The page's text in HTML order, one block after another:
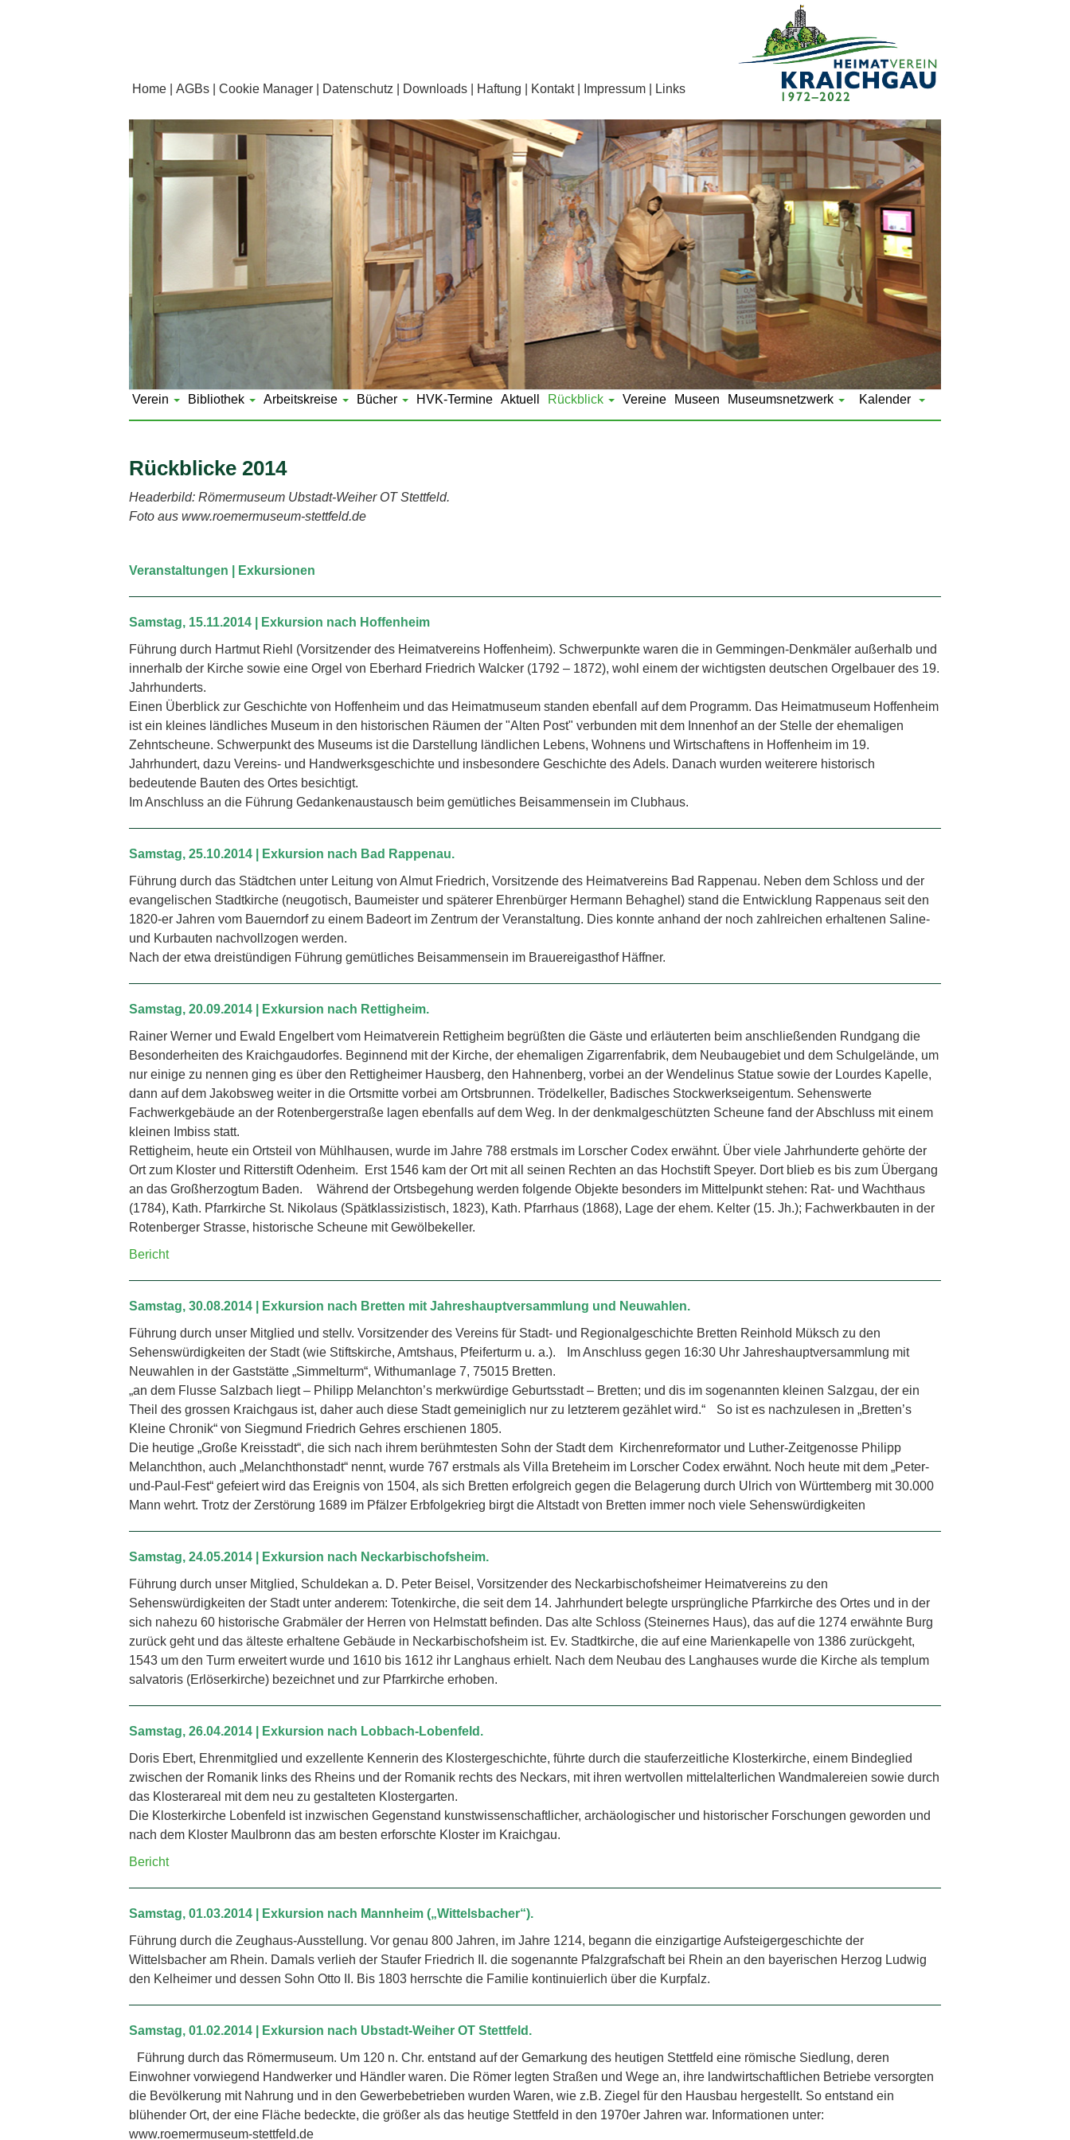
Home AGBs Cookie Manager Datenschutz Downloads Haftung Kontakt Impressum Links
Verein Bibliothek Arbeitskreise Bücher HVK-Termine Aktuell Rückblick Vereine Museen Museumsnetzwerk Kalender
Rückblicke 2014
Headerbild: Römermuseum Ubstadt-Weiher OT Stettfeld.
Foto aus www.roemermuseum-stettfeld.de
Veranstaltungen | Exkursionen
Samstag, 15.11.2014 | Exkursion nach Hoffenheim
Führung durch Hartmut Riehl (Vorsitzender des Heimatvereins Hoffenheim). Schwerpunkte waren die in Gemmingen-Denkmäler außerhalb und
innerhalb der Kirche sowie eine Orgel von Eberhard Friedrich Walcker (1792 – 1872), wohl einem der wichtigsten deutschen Orgelbauer des 19.
Jahrhunderts.
Einen Überblick zur Geschichte von Hoffenheim und das Heimatmuseum standen ebenfall auf dem Programm. Das Heimatmuseum Hoffenheim
ist ein kleines ländliches Museum in den historischen Räumen der "Alten Post" verbunden mit dem Innenhof an der Stelle der ehemaligen
Zehntscheune. Schwerpunkt des Museums ist die Darstellung ländlichen Lebens, Wohnens und Wirtschaftens in Hoffenheim im 19.
Jahrhundert, dazu Vereins- und Handwerksgeschichte und insbesondere Geschichte des Adels. Danach wurden weiterere historisch
bedeutende Bauten des Ortes besichtigt.
Im Anschluss an die Führung Gedankenaustausch beim gemütliches Beisammensein im Clubhaus.
Samstag, 25.10.2014 | Exkursion nach Bad Rappenau.
Führung durch das Städtchen unter Leitung von Almut Friedrich, Vorsitzende des Heimatvereins Bad Rappenau. Neben dem Schloss und der
evangelischen Stadtkirche (neugotisch, Baumeister und späterer Ehrenbürger Hermann Behaghel) stand die Entwicklung Rappenaus seit den
1820-er Jahren vom Bauerndorf zu einem Badeort im Zentrum der Veranstaltung. Dies konnte anhand der noch zahlreichen erhaltenen Saline-
und Kurbauten nachvollzogen werden.
Nach der etwa dreistündigen Führung gemütliches Beisammensein im Brauereigasthof Häffner.
Samstag, 20.09.2014 | Exkursion nach Rettigheim.
Rainer Werner und Ewald Engelbert vom Heimatverein Rettigheim begrüßten die Gäste und erläuterten beim anschließenden Rundgang die
Besonderheiten des Kraichgaudorfes. Beginnend mit der Kirche, der ehemaligen Zigarrenfabrik, dem Neubaugebiet und dem Schulgelände, um
nur einige zu nennen ging es über den Rettigheimer Hausberg, den Hahnenberg, vorbei an der Wendelinus Statue sowie der Lourdes Kapelle,
dann auf dem Jakobsweg weiter in die Ortsmitte vorbei am Ortsbrunnen. Trödelkeller, Badisches Stockwerkseigentum. Sehenswerte
Fachwerkgebäude an der Rotenbergerstraße lagen ebenfalls auf dem Weg. In der denkmalgeschützten Scheune fand der Abschluss mit einem
kleinen Imbiss statt.
Rettigheim, heute ein Ortsteil von Mühlhausen, wurde im Jahre 788 erstmals im Lorscher Codex erwähnt. Über viele Jahrhunderte gehörte der
Ort zum Kloster und Ritterstift Odenheim. Erst 1546 kam der Ort mit all seinen Rechten an das Hochstift Speyer. Dort blieb es bis zum Übergang
an das Großherzogtum Baden. Während der Ortsbegehung werden folgende Objekte besonders im Mittelpunkt stehen: Rat- und Wachthaus
(1784), Kath. Pfarrkirche St. Nikolaus (Spätklassizistisch, 1823), Kath. Pfarrhaus (1868), Lage der ehem. Kelter (15. Jh.); Fachwerkbauten in der
Rotenberger Strasse, historische Scheune mit Gewölbekeller.
Bericht
Samstag, 30.08.2014 | Exkursion nach Bretten mit Jahreshauptversammlung und Neuwahlen.
Führung durch unser Mitglied und stellv. Vorsitzender des Vereins für Stadt- und Regionalgeschichte Bretten Reinhold Müksch zu den
Sehenswürdigkeiten der Stadt (wie Stiftskirche, Amtshaus, Pfeiferturm u. a.). Im Anschluss gegen 16:30 Uhr Jahreshauptversammlung mit
Neuwahlen in der Gaststätte „Simmelturm“, Withumanlage 7, 75015 Bretten.
„an dem Flusse Salzbach liegt – Philipp Melanchton’s merkwürdige Geburtsstadt – Bretten; und dis im sogenannten kleinen Salzgau, der ein
Theil des grossen Kraichgaus ist, daher auch diese Stadt gemeiniglich nur zu letzterem gezählet wird.“ So ist es nachzulesen in „Bretten’s
Kleine Chronik“ von Siegmund Friedrich Gehres erschienen 1805.
Die heutige „Große Kreisstadt“, die sich nach ihrem berühmtesten Sohn der Stadt dem Kirchenreformator und Luther-Zeitgenosse Philipp
Melanchthon, auch „Melanchthonstadt“ nennt, wurde 767 erstmals als Villa Breteheim im Lorscher Codex erwähnt. Noch heute mit dem „Peter-
und-Paul-Fest“ gefeiert wird das Ereignis von 1504, als sich Bretten erfolgreich gegen die Belagerung durch Ulrich von Württemberg mit 30.000
Mann wehrt. Trotz der Zerstörung 1689 im Pfälzer Erbfolgekrieg birgt die Altstadt von Bretten immer noch viele Sehenswürdigkeiten
Samstag, 24.05.2014 | Exkursion nach Neckarbischofsheim.
Führung durch unser Mitglied, Schuldekan a. D. Peter Beisel, Vorsitzender des Neckarbischofsheimer Heimatvereins zu den
Sehenswürdigkeiten der Stadt unter anderem: Totenkirche, die seit dem 14. Jahrhundert belegte ursprüngliche Pfarrkirche des Ortes und in der
sich nahezu 60 historische Grabmäler der Herren von Helmstatt befinden. Das alte Schloss (Steinernes Haus), das auf die 1274 erwähnte Burg
zurück geht und das älteste erhaltene Gebäude in Neckarbischofsheim ist. Ev. Stadtkirche, die auf eine Marienkapelle von 1386 zurückgeht,
1543 um den Turm erweitert wurde und 1610 bis 1612 ihr Langhaus erhielt. Nach dem Neubau des Langhauses wurde die Kirche als templum
salvatoris (Erlöserkirche) bezeichnet und zur Pfarrkirche erhoben.
Samstag, 26.04.2014 | Exkursion nach Lobbach-Lobenfeld.
Doris Ebert, Ehrenmitglied und exzellente Kennerin des Klostergeschichte, führte durch die stauferzeitliche Klosterkirche, einem Bindeglied
zwischen der Romanik links des Rheins und der Romanik rechts des Neckars, mit ihren wertvollen mittelalterlichen Wandmalereien sowie durch
das Klosterareal mit dem neu zu gestalteten Klostergarten.
Die Klosterkirche Lobenfeld ist inzwischen Gegenstand kunstwissenschaftlicher, archäologischer und historischer Forschungen geworden und
nach dem Kloster Maulbronn das am besten erforschte Kloster im Kraichgau.
Bericht
Samstag, 01.03.2014 | Exkursion nach Mannheim („Wittelsbacher“).
Führung durch die Zeughaus-Ausstellung. Vor genau 800 Jahren, im Jahre 1214, begann die einzigartige Aufsteigergeschichte der
Wittelsbacher am Rhein. Damals verlieh der Staufer Friedrich II. die sogenannte Pfalzgrafschaft bei Rhein an den bayerischen Herzog Ludwig
den Kelheimer und dessen Sohn Otto II. Bis 1803 herrschte die Familie kontinuierlich über die Kurpfalz.
Samstag, 01.02.2014 | Exkursion nach Ubstadt-Weiher OT Stettfeld.
Führung durch das Römermuseum. Um 120 n. Chr. entstand auf der Gemarkung des heutigen Stettfeld eine römische Siedlung, deren
Einwohner vorwiegend Handwerker und Händler waren. Die Römer legten Straßen und Wege an, ihre landwirtschaftlichen Betriebe versorgten
die Bevölkerung mit Nahrung und in den Gewerbebetrieben wurden Waren, wie z.B. Ziegel für den Hausbau hergestellt. So entstand ein
blühender Ort, der eine Fläche bedeckte, die größer als das heutige Stettfeld in den 1970er Jahren war. Informationen unter:
www.roemermuseum-stettfeld.de